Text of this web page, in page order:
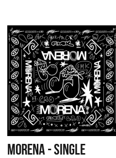
MORENA - SINGLE